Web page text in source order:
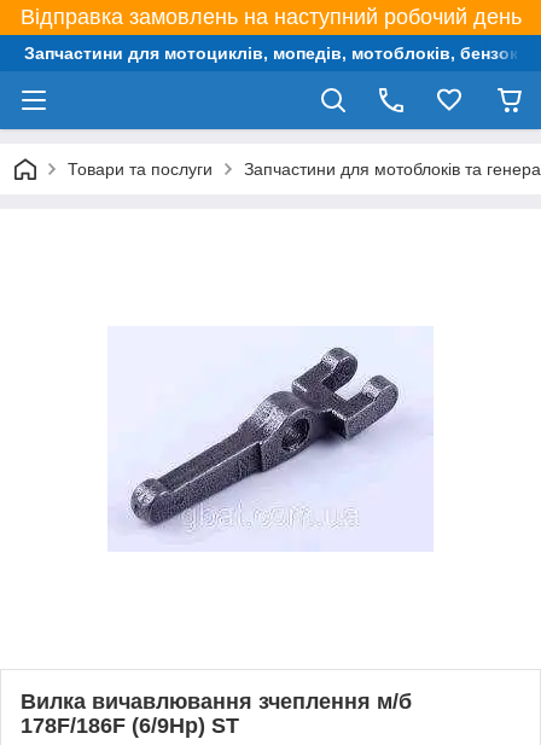
Відправка замовлень на наступний робочий день
Запчастини для мотоциклів, мопедів, мотоблоків,
Товари та послуги Запчастини для мотоблоків та
Вилка вичавлювання зчеплення м/б
178F/186F (6/9Hp) ST